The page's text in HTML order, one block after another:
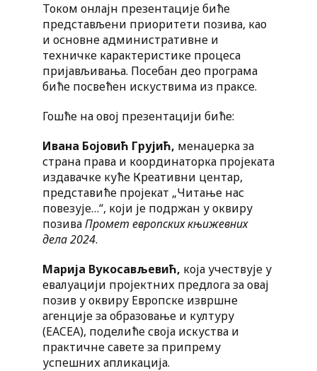
Током онлајн презентације биће
представљени приоритети позива, као
и основне административне и
техничке карактеристике процеса
пријављивања. Посебан део програма
биће посвећен искуствима из праксе.
Гошће на овој презентацији биће:
Ивана Бојовић Грујић, менаџерка за
страна права и координаторка пројеката
издавачке куће Креативни центар,
представиће пројекат „Читање нас
повезује…“, који је подржан у оквиру
позиваПромет европских књижевних
дела 2024.
Марија Вукосављевић, која учествује у
евалуацији пројектних предлога за овај
позив у оквиру Европске извршне
агенције за образовање и културу
(EACEA), поделиће своја искуства и
практичне савете за припрему
успешних апликација.